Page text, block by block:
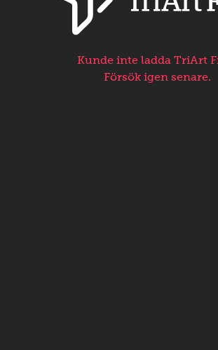
Kunde inte ladda TriArt
Försök igen senare.